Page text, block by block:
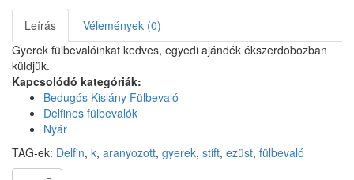
Leírás
Vélemények (0)
Gyerek fülbevalóinkat kedves, egyedi ajándék ékszerdobozban
küldjük.
Kapcsolódó kategóriák:
Bedugós Kislány Fülbevaló
Delfines fülbevalók
Nyár
TAG-ek: Delfin, k, aranyozott, gyerek, stift, ezüst, fülbevaló